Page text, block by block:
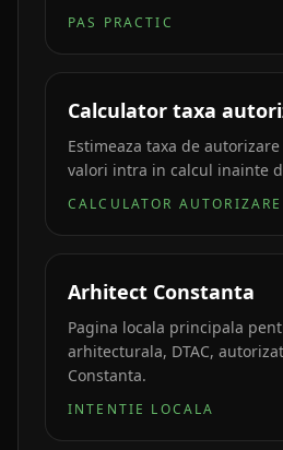
PAS PRACTIC
Calculator taxa
Estimeaza taxa de
valori intra in calcul inainte
CALCULATOR AUTORIZARE
Arhitect Constanta
Pagina locala principala
arhitecturala, DTAC,
Constanta.
INTENTIE LOCALA